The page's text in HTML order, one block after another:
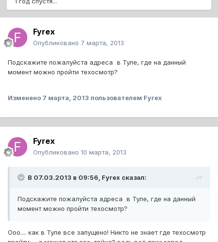
Fyrex
Опубликовано 7 марта, 2013
Подскажите пожалуйста адреса в Туле, где на данный
момент можно пройти техосмотр?
Изменено 7 марта, 2013 пользователем Fyrex
Fyrex
Опубликовано 10 марта, 2013
В 07.03.2013 в 09:56, Fyrex сказал:
Подскажите пожалуйста адреса в Туле, где на данный
момент можно пройти техосмотр?
Ооо.... как в Туле все запущено! Никто не знает где техосмотр